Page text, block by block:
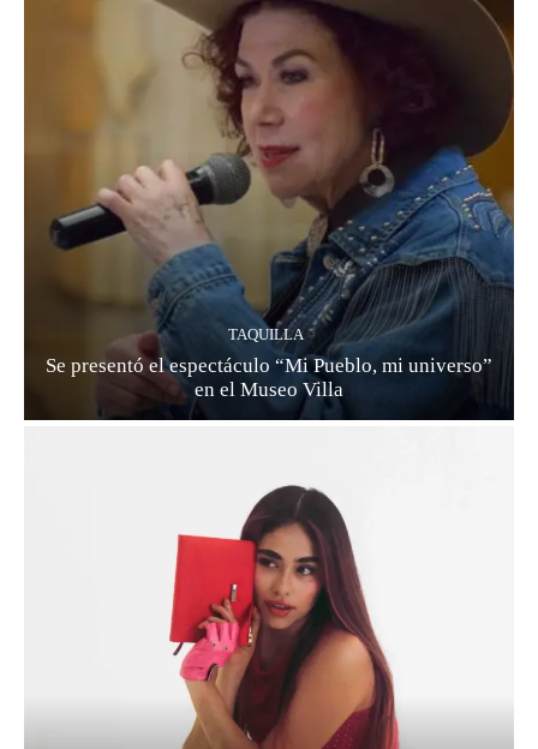
TAQUILLA
Se presentó el espectáculo “Mi Pueblo, mi universo”
en el Museo Villa